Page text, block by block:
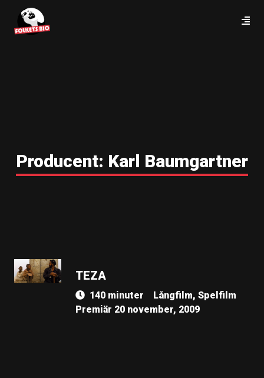
Producent: Karl Baumgartner
TEZA
140 minuter
Långfilm, Spelfilm
Premiär 20 november, 2009